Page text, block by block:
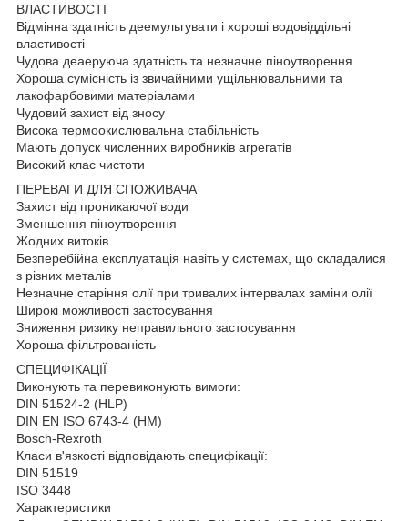
ВЛАСТИВОСТІ
Відмінна здатність деемульгувати і хороші водовіддільні
властивості
Чудова деаеруюча здатність та незначне піноутворення
Хороша сумісність із звичайними ущільнювальними та
лакофарбовими матеріалами
Чудовий захист від зносу
Висока термоокислювальна стабільність
Мають допуск численних виробників агрегатів
Високий клас чистоти
ПЕРЕВАГИ ДЛЯ СПОЖИВАЧА
Захист від проникаючої води
Зменшення піноутворення
Жодних витоків
Безперебійна експлуатація навіть у системах, що складалися
з різних металів
Незначне старіння олії при тривалих інтервалах заміни олії
Широкі можливості застосування
Зниження ризику неправильного застосування
Хороша фільтрованість
СПЕЦИФІКАЦІЇ
Виконують та перевиконують вимоги:
DIN 51524-2 (HLP)
DIN EN ISO 6743-4 (HM)
Bosch-Rexroth
Класи в'язкості відповідають специфікації:
DIN 51519
ISO 3448
Характеристики